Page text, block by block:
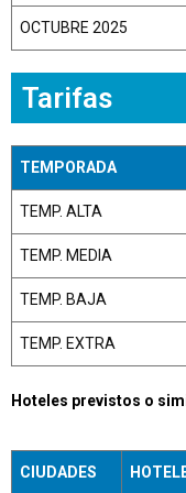
OCTUBRE 2025
Tarifas
TEMPORADA
TEMP. ALTA
TEMP. MEDIA
TEMP. BAJA
TEMP. EXTRA
Hoteles previstos o
CIUDADES